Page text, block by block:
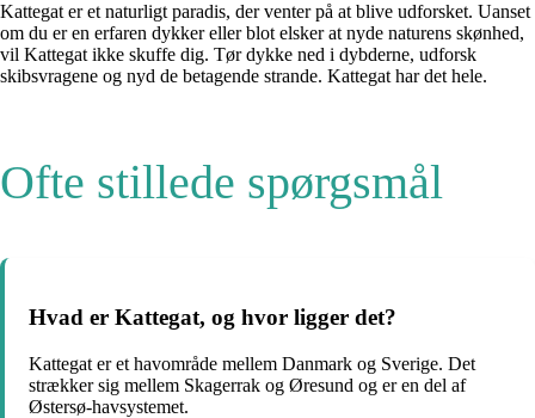
Kattegat er et naturligt paradis, der venter på at blive udforsket. Uanset
om du er en erfaren dykker eller blot elsker at nyde naturens skønhed,
vil Kattegat ikke skuffe dig. Tør dykke ned i dybderne, udforsk
skibsvragene og nyd de betagende strande. Kattegat har det hele.
Ofte stillede spørgsmål
Hvad er Kattegat, og hvor ligger det?
Kattegat er et havområde mellem Danmark og Sverige. Det
strækker sig mellem Skagerrak og Øresund og er en del af
Østersø-havsystemet.